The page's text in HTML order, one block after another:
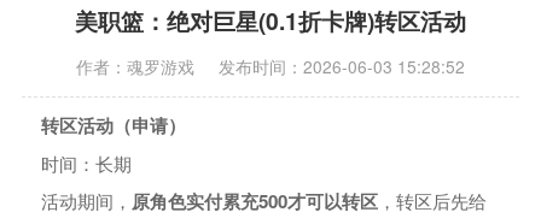
美职篮：绝对巨星(0.1折卡牌)转区活动
作者： 魂罗游戏 发布时间：2026-06-03 15:28:52
转区活动（申请）
时间：长期
活动期间， 原角色实付累充500才可以转区 ，转区后先给